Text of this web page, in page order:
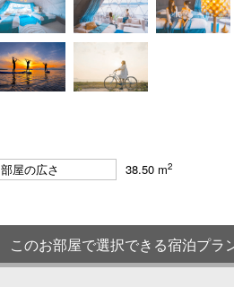
部屋の広さ 38.50 m2
このお部屋で選択できる宿泊プラ